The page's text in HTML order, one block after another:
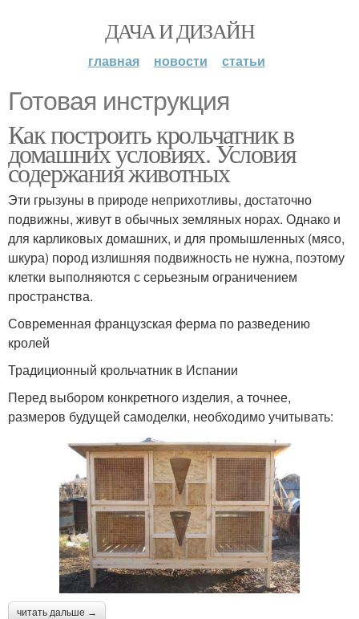
ДАЧА И ДИЗАЙН
главная новости статьи
Готовая инструкция
Как построить крольчатник в
домашних условиях. Условия
содержания животных
Эти грызуны в природе неприхотливы, достаточно
подвижны, живут в обычных земляных норах. Однако и
для карликовых домашних, и для промышленных (мясо,
шкура) пород излишняя подвижность не нужна, поэтому
клетки выполняются с серьезным ограничением
пространства.
Современная французская ферма по разведению
кролей
Традиционный крольчатник в Испании
Перед выбором конкретного изделия, а точнее,
размеров будущей самоделки, необходимо учитывать:
читать дальше →